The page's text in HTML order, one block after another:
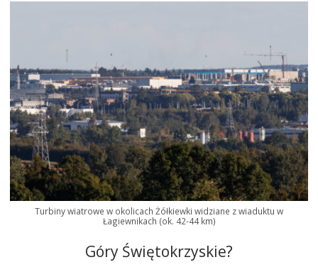
Turbiny wiatrowe w okolicach Żółkiewki widziane z wiaduktu w
Łagiewnikach (ok. 42-44 km)
Góry Świętokrzyskie?